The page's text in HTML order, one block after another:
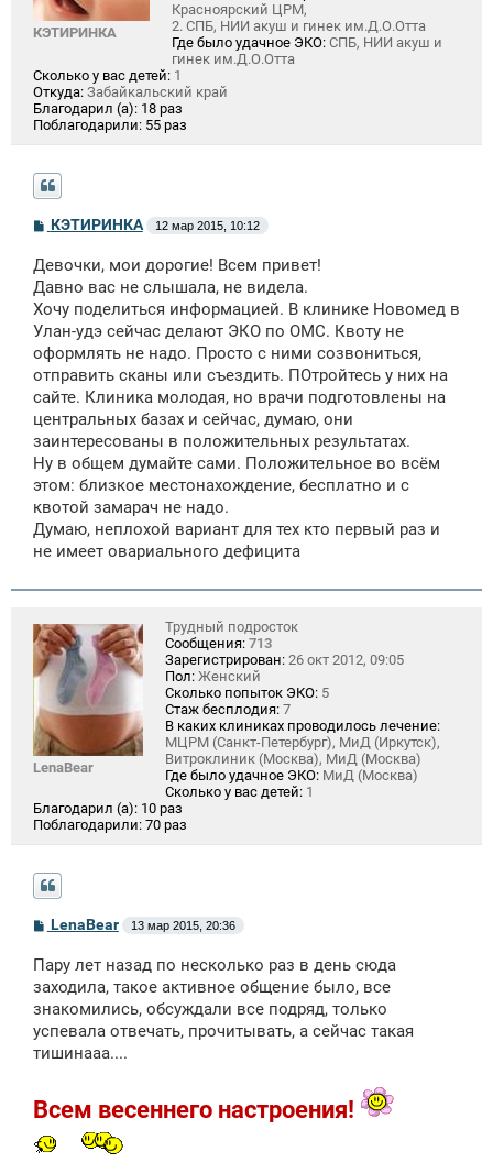
КЭТИРИНКА
Красноярский ЦРМ,
2. СПБ, НИИ акуш и гинек им.Д.О.Отта
Где было удачное ЭКО: СПБ, НИИ акуш и
гинек им.Д.О.Отта
Сколько у вас детей: 1
Откуда: Забайкальский край
Благодарил (а): 18 раз
Поблагодарили: 55 раз
С
б
щ
н
и
е
КЭТИРИНКА 12 мар 2015, 10:12
Девочки, мои дорогие! Всем привет!
Давно вас не слышала, не видела.
Хочу поделиться информацией. В клинике Новомед в
Улан-удэ сейчас делают ЭКО по ОМС. Квоту не
оформлять не надо. Просто с ними созвониться,
отправить сканы или съездить. ПОтройтесь у них на
сайте. Клиника молодая, но врачи подготовлены на
центральных базах и сейчас, думаю, они
заинтересованы в положительных результатах.
Ну в общем думайте сами. Положительное во всём
этом: близкое местонахождение, бесплатно и с
квотой замарач не надо.
Думаю, неплохой вариант для тех кто первый раз и
не имеет овариального дефицита
LenaBear
Трудный подросток
Сообщения: 713
Зарегистрирован: 26 окт 2012, 09:05
Пол: Женский
Сколько попыток ЭКО: 5
Стаж бесплодия: 7
В каких клиниках проводилось лечение:
МЦРМ (Санкт-Петербург), МиД (Иркутск),
Витроклиник (Москва), МиД (Москва)
Где было удачное ЭКО: МиД (Москва)
Сколько у вас детей: 1
Благодарил (а): 10 раз
Поблагодарили: 70 раз
С
б
щ
н
и
LenaBear 13 мар 2015, 20:36
Пару лет назад по несколько раз в день сюда
заходила, такое активное общение было, все
знакомились, обсуждали все подряд, только
успевала отвечать, прочитывать, а сейчас такая
тишинааа....
Всем весеннего настроения!